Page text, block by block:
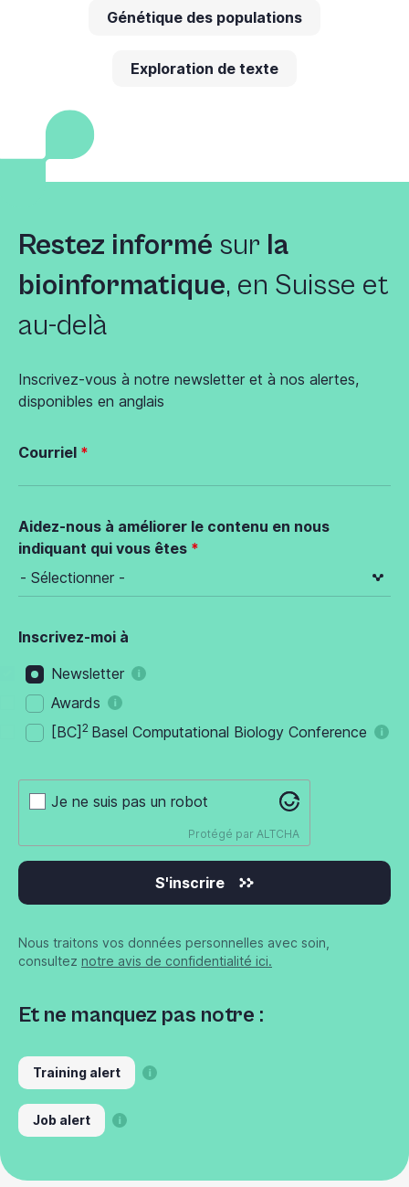
Génétique des populations
Exploration de texte
Restez informé sur la
bioinformatique, en Suisse et
au-delà
Inscrivez-vous à notre newsletter et à nos alertes,
disponibles en anglais
Courriel
Aidez-nous à améliorer le contenu en nous
indiquant qui vous êtes
Inscrivez-moi à
Newsletter
Awards
[BC] 2 Basel Computational Biology Conference
Je ne suis pas un robot
Protégé par ALTCHA
S'inscrire
Nous traitons vos données personnelles avec soin,
consultez notre avis de confidentialité ici.
Et ne manquez pas notre :
Training alert
Job alert